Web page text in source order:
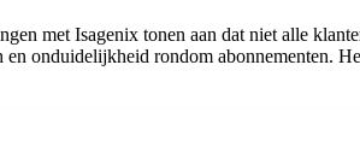
met Isagenix tonen aan dat niet alle
onduidelijkheid rondom abonnementen.